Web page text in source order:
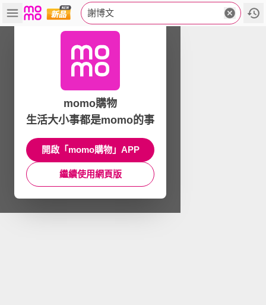
謝博文
momo購物
生活大小事都是momo的事
開啟「momo購物」APP
繼續使用網頁版